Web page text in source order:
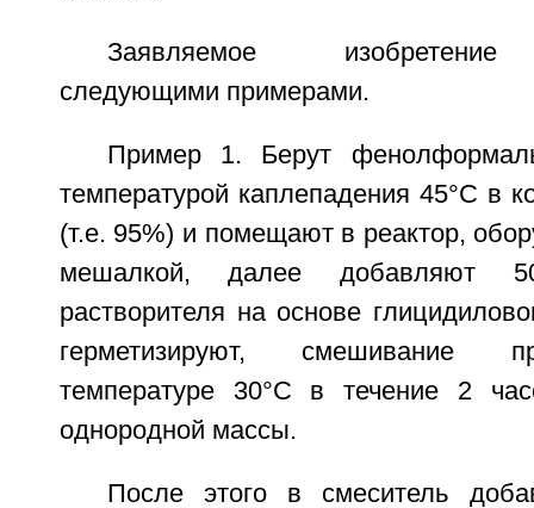
Заявляемое изобретение
следующими примерами.
Пример 1. Берут
температурой каплепадения 45°C в
(т.е. 95%) и помещают в реактор,
мешалкой, далее добавляют
растворителя на основе
герметизируют, смешивание
температуре 30°C в течение 2
однородной массы.
После этого в смеситель